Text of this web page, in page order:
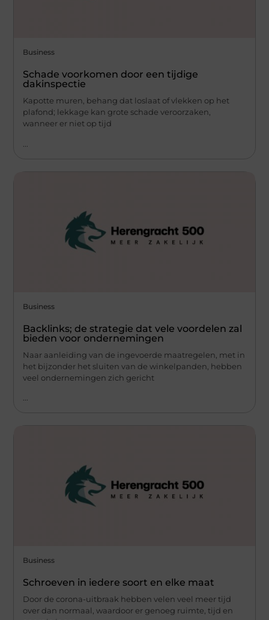
Business
Schade voorkomen door een tijdige
dakinspectie
Kapotte muren, behang dat loslaat of vlekken op het
plafond; lekkage kan grote schade veroorzaken,
wanneer er niet op tijd
Business
Backlinks; de strategie dat vele voordelen zal
bieden voor ondernemingen
Naar aanleiding van de ingevoerde maatregelen, met in
het bijzonder het sluiten van de winkelpanden, hebben
veel ondernemingen zich gericht
Business
Schroeven in iedere soort en elke maat
Door de corona-uitbraak hebben velen veel meer tijd
over dan normaal, waardoor er genoeg ruimte, tijd en